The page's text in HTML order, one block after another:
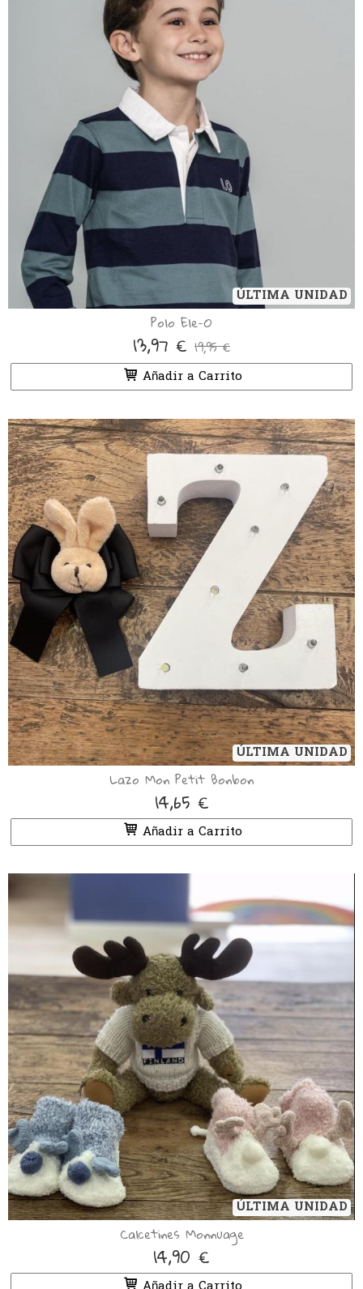
ÚLTIMA UNIDAD
Polo Ele-O
13,97 € 19,95 €
Añadir a Carrito
ÚLTIMA UNIDAD
Lazo Mon Petit Bonbon
14,65 €
Añadir a Carrito
ÚLTIMA UNIDAD
Calcetines Monnuage
14,90 €